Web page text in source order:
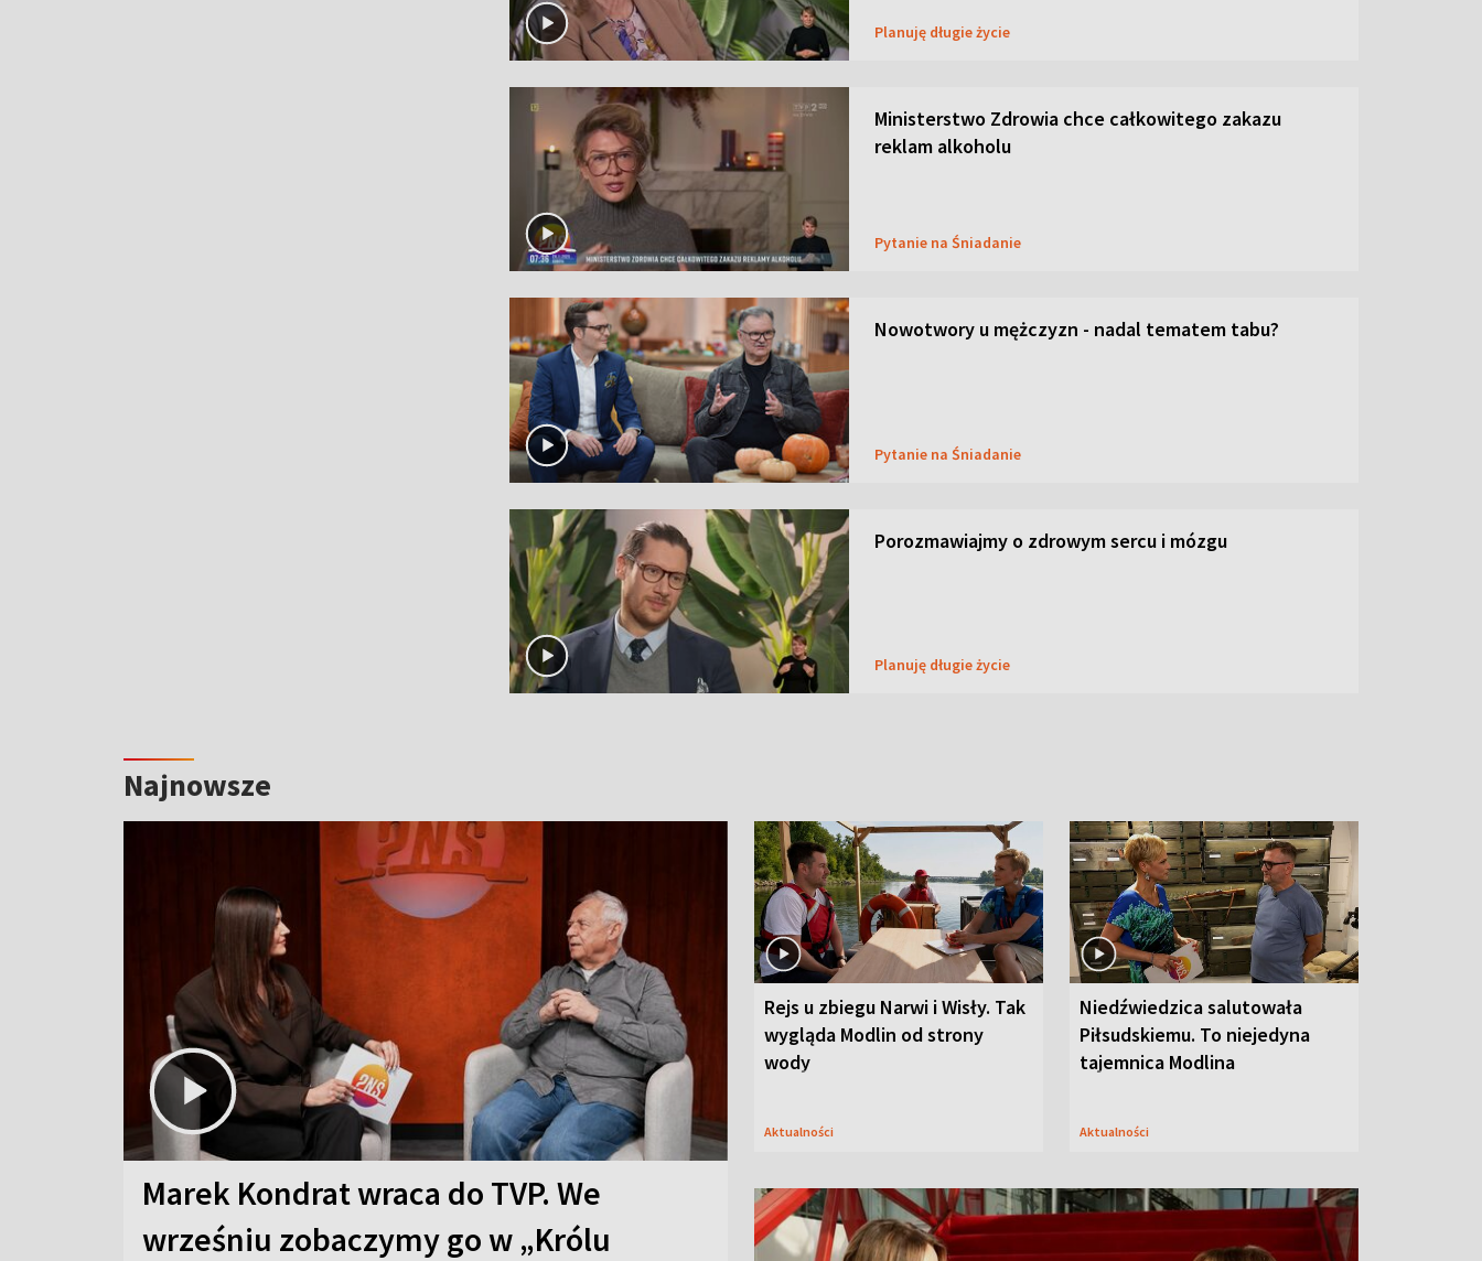
Planuję długie życie
Ministerstwo Zdrowia chce całkowitego zakazu
reklam alkoholu
Pytanie na Śniadanie
Nowotwory u mężczyzn - nadal tematem tabu?
Pytanie na Śniadanie
Porozmawiajmy o zdrowym sercu i mózgu
Planuję długie życie
Najnowsze
Marek Kondrat wraca do TVP. We
wrześniu zobaczymy go w „Królu
Rejs u zbiegu Narwi i Wisły. Tak
wygląda Modlin od strony
wody
Aktualności
Niedźwiedzica salutowała
Piłsudskiemu. To niejedyna
tajemnica Modlina
Aktualności